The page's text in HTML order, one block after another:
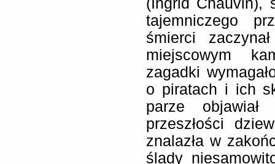
(Ingrid Chauvin),
tajemniczego
śmierci
miejscowym
zagadki
o piratach i ich
parze
przeszłości
znalazła w
ślady